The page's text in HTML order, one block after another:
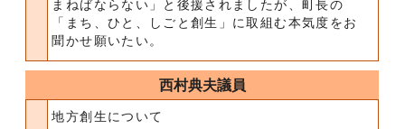
まねばならない」と後援されましたが、町長の
「まち、ひと、しごと創生」に取組む本気度をお
聞かせ願いたい。
西村典夫議員
地方創生について